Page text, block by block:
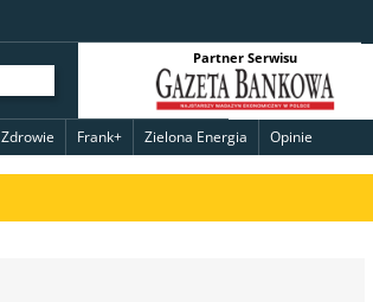
Partner Serwisu
Zdrowie Frank+ Zielona Energia Opinie